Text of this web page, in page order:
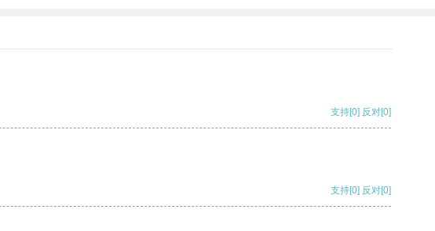
支持[0] 反对[0]
支持[0] 反对[0]